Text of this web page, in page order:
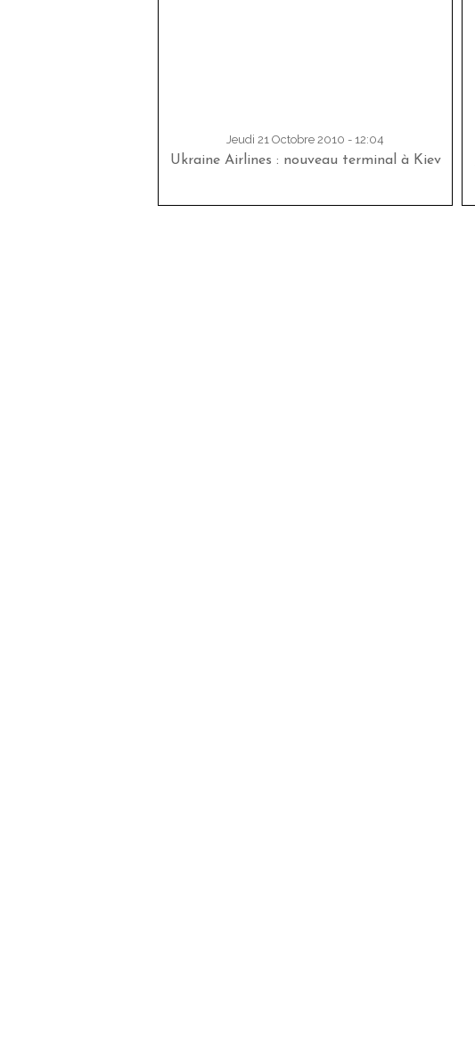
Jeudi 21 Octobre 2010 - 12:04
Ukraine Airlines : nouveau terminal à Kiev